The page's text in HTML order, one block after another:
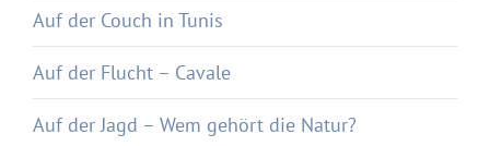
Auf der Couch in Tunis
Auf der Flucht – Cavale
Auf der Jagd – Wem gehört die Natur?